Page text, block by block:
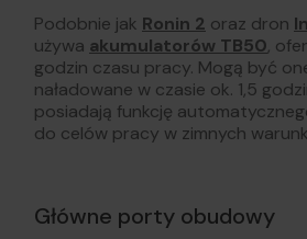
Podobnie jak Ronin 2 oraz dron
używa akumulatorów TB50,
godzin czasu pracy. Mogą być
naładowane w czasie ok. 1,5
posiadają funkcję
do celów pracy w zimnych
Główne porty obudowy